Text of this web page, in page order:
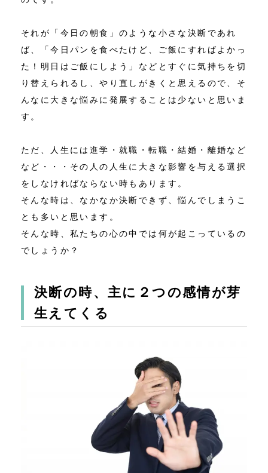
それが「今日の朝食」のような小さな決断であれ
ば、「今日パンを食べたけど、ご飯にすればよかっ
た！明日はご飯にしよう」などとすぐに気持ちを切
り替えられるし、やり直しがきくと思えるので、そ
んなに大きな悩みに発展することは少ないと思いま
す。
ただ、人生には進学・就職・転職・結婚・離婚など
など・・・その人の人生に大きな影響を与える選択
をしなければならない時もあります。
そんな時は、なかなか決断できず、悩んでしまうこ
とも多いと思います。
そんな時、私たちの心の中では何が起こっているの
でしょうか？
決断の時、主に２つの感情が芽
生えてくる